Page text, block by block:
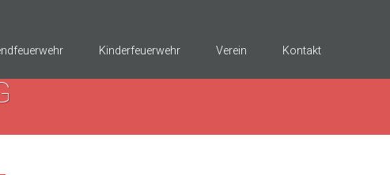
Kinderfeuerwehr Verein Kontakt